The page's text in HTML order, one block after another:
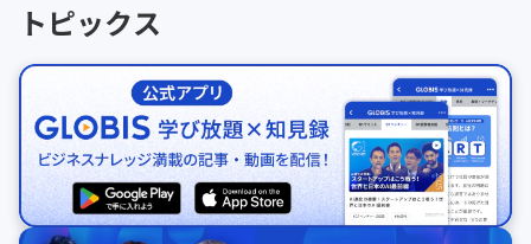
トピックス